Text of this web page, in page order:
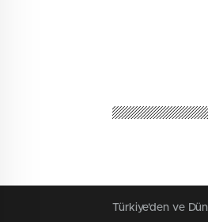
Türkiye'den ve